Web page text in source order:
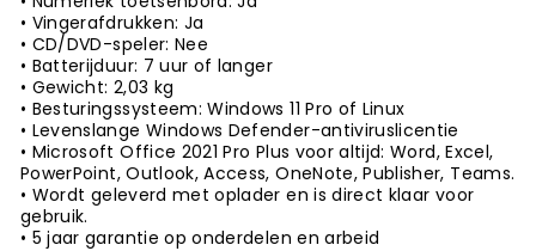
• Vingerafdrukken: Ja
• CD/DVD-speler: Nee
• Batterijduur: 7 uur of langer
• Gewicht: 2,03 kg
• Besturingssysteem: Windows 11 Pro of Linux
• Levenslange Windows Defender-antiviruslicentie
• Microsoft Office 2021 Pro Plus voor altijd: Word, Excel,
PowerPoint, Outlook, Access, OneNote, Publisher, Teams.
• Wordt geleverd met oplader en is direct klaar voor
gebruik.
• 5 jaar garantie op onderdelen en arbeid